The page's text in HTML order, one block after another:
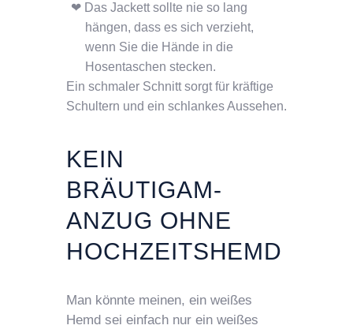
Das Jackett sollte nie so lang
hängen, dass es sich verzieht,
wenn Sie die Hände in die
Hosentaschen stecken.
Ein schmaler Schnitt sorgt für kräftige
Schultern und ein schlankes Aussehen.
KEIN
BRÄUTIGAM-
ANZUG OHNE
HOCHZEITSHEMD
Man könnte meinen, ein weißes
Hemd sei einfach nur ein weißes